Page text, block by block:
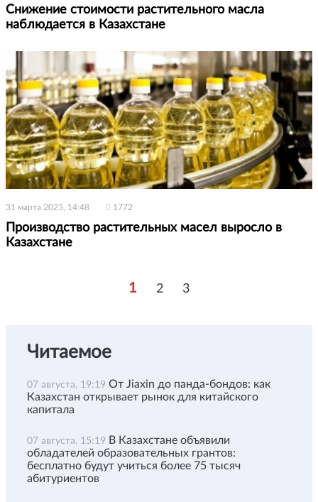
Снижение стоимости растительного масла
наблюдается в Казахстане
31 марта 2023, 14:48 1772
Производство растительных масел выросло в
Казахстане
1 2 3
Читаемое
07 августа, 19:19 От Jiaxin до панда-бондов: как
Казахстан открывает рынок для китайского
капитала
07 августа, 15:19 В Казахстане объявили
обладателей образовательных грантов:
бесплатно будут учиться более 75 тысяч
абитуриентов